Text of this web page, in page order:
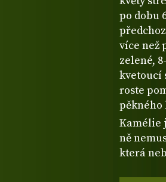
po dobu
více než
zelené,
kvetoucí
roste
pěkného
Kamélie
ně
která